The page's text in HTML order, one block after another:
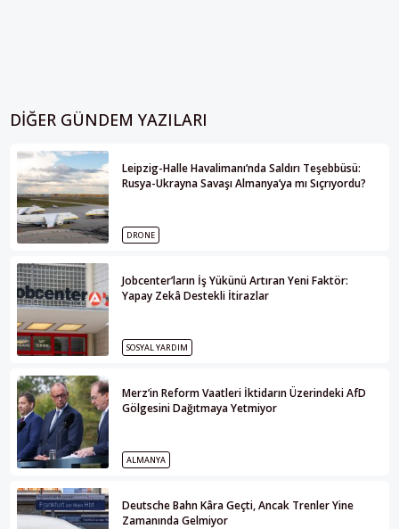
DIĞER GÜNDEM YAZILARI
Leipzig-Halle Havalimanı’nda Saldırı Teşebbüsü:
Rusya-Ukrayna Savaşı Almanya’ya mı Sıçrıyordu?
DRONE
Jobcenter’ların İş Yükünü Artıran Yeni Faktör:
Yapay Zekâ Destekli İtirazlar
SOSYAL YARDIM
Merz’in Reform Vaatleri İktidarın Üzerindeki AfD
Gölgesini Dağıtmaya Yetmiyor
ALMANYA
Deutsche Bahn Kâra Geçti, Ancak Trenler Yine
Zamanında Gelmiyor